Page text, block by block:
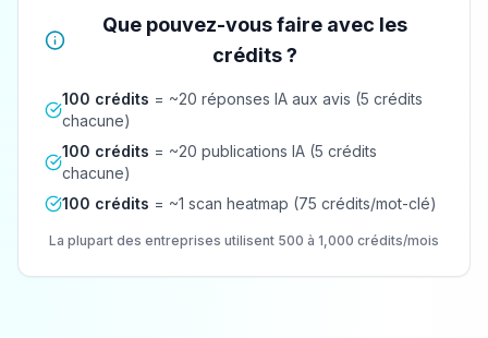
Que pouvez-vous faire avec les
crédits ?
100 crédits = ~20 réponses IA aux avis (5 crédits
chacune)
100 crédits = ~20 publications IA (5 crédits
chacune)
100 crédits = ~1 scan heatmap (75 crédits/mot-clé)
La plupart des entreprises utilisent 500 à 1,000 crédits/mois